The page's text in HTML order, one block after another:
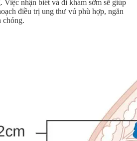
Việc nhận biết và đi khám sớm sẽ giúp
điều trị ung thư vú phù hợp, ngăn
chóng.